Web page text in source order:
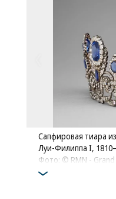
Сапфировая тиара
Луи-Филиппа I,
Фото: © RMN -
Rabeau